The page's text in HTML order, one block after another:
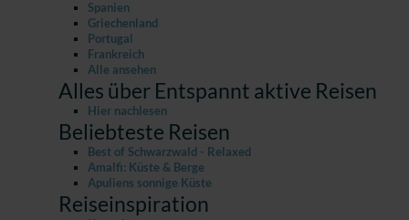
Spanien
Griechenland
Portugal
Frankreich
Alle ansehen
Alles über Entspannt aktive Reisen
Hier nachlesen
Beliebteste Reisen
Best of Schwarzwald - Relaxed
Amalfi: Küste & Berge
Apuliens sonnige Küste
Reiseinspiration